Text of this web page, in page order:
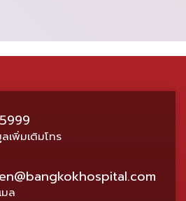
เพิ่มเติมโทร
ล